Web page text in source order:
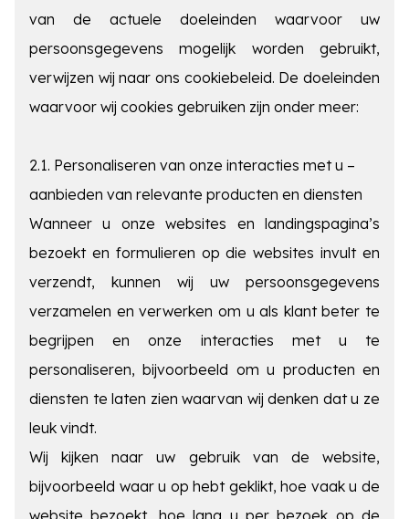
van de actuele doeleinden waarvoor uw
persoonsgegevens mogelijk worden gebruikt,
verwijzen wij naar ons cookiebeleid. De doeleinden
waarvoor wij cookies gebruiken zijn onder meer:
2.1. Personaliseren van onze interacties met u –
aanbieden van relevante producten en diensten
Wanneer u onze websites en landingspagina’s
bezoekt en formulieren op die websites invult en
verzendt, kunnen wij uw persoonsgegevens
verzamelen en verwerken om u als klant beter te
begrijpen en onze interacties met u te
personaliseren, bijvoorbeeld om u producten en
diensten te laten zien waarvan wij denken dat u ze
leuk vindt.
Wij kijken naar uw gebruik van de website,
bijvoorbeeld waar u op hebt geklikt, hoe vaak u de
website bezoekt, hoe lang u per bezoek op de